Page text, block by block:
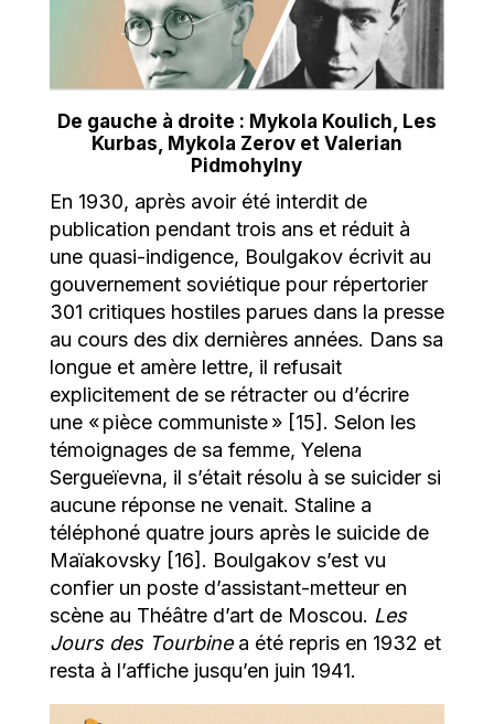
De gauche à droite : Mykola Koulich, Les
Kurbas, Mykola Zerov et Valerian
Pidmohylny
En 1930, après avoir été interdit de
publication pendant trois ans et réduit à
une quasi-indigence, Boulgakov écrivit au
gouvernement soviétique pour répertorier
301 critiques hostiles parues dans la presse
au cours des dix dernières années. Dans sa
longue et amère lettre, il refusait
explicitement de se rétracter ou d’écrire
une « pièce communiste » [15]. Selon les
témoignages de sa femme, Yelena
Sergueïevna, il s’était résolu à se suicider si
aucune réponse ne venait. Staline a
téléphoné quatre jours après le suicide de
Maïakovsky [16]. Boulgakov s’est vu
confier un poste d’assistant-metteur en
scène au Théâtre d’art de Moscou. Les
Jours des Tourbinea été repris en 1932 et
resta à l’affiche jusqu’en juin 1941.